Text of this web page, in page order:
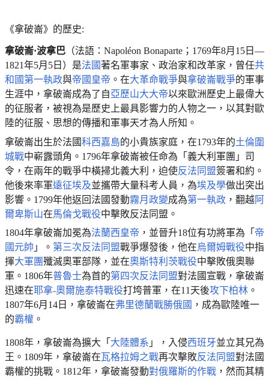
《拿破崙》的歷史:
拿破崙·波拿巴 （法語： Napoléon Bonaparte ；1769年8月15日—
1821年5月5日）是法國著名軍事家、政治家和改革家，曾任共
和國 第一執政與帝國皇帝 。在大革命戰爭與拿破崙戰爭的軍事
生涯中，拿破崙成為了自 亞歷山大大帝以來歐洲歷史上最偉大
的征服者，被視為是歷史上最具影響力的人物之一，以其對歐
陸的征服、思想的傳播和軍事天才為人所知。
拿破崙出生於法國科西嘉島的小貴族家庭，在1793年的土倫圍
城戰中嶄露頭角。1796年拿破崙被任命為「義大利軍團」司
令，在兩年的戰爭中橫掃北義大利，迫使反法同盟簽署和約。
他後來率軍遠征埃及並攜帶大量科考人員，為埃及學做出突出
影響。1799年他返回法國發動霧月政變成為第一執政 ，翻越阿
爾卑斯山在馬倫戈戰役中擊敗反法同盟。
1804年拿破崙加冕為法蘭西皇帝 ，並晉升18位有功將軍為「 帝
國元帥 」。 第三次反法同盟戰爭爆發後，他在烏爾姆戰役中指
揮大軍團殲滅奧軍部隊，並在奧斯特利茨戰役中擊敗俄奧聯
軍。1806年普魯士為首的第四次反法同盟對法國宣戰，拿破崙
迅速在耶拿-奧爾施泰特戰役打垮普軍，在11天後攻下柏林 。
1807年6月14日，拿破崙在弗里德蘭戰勝俄國 ，成為歐陸唯一
的霸權 。
1808年，拿破崙為擴大「 大陸體系 」，入侵西班牙並立其兄為
王。1809年，拿破崙在瓦格拉姆之戰再次擊敗反法同盟對法國
霸權的挑戰。1812年，拿破崙發動對俄羅斯的作戰 ，然而其精